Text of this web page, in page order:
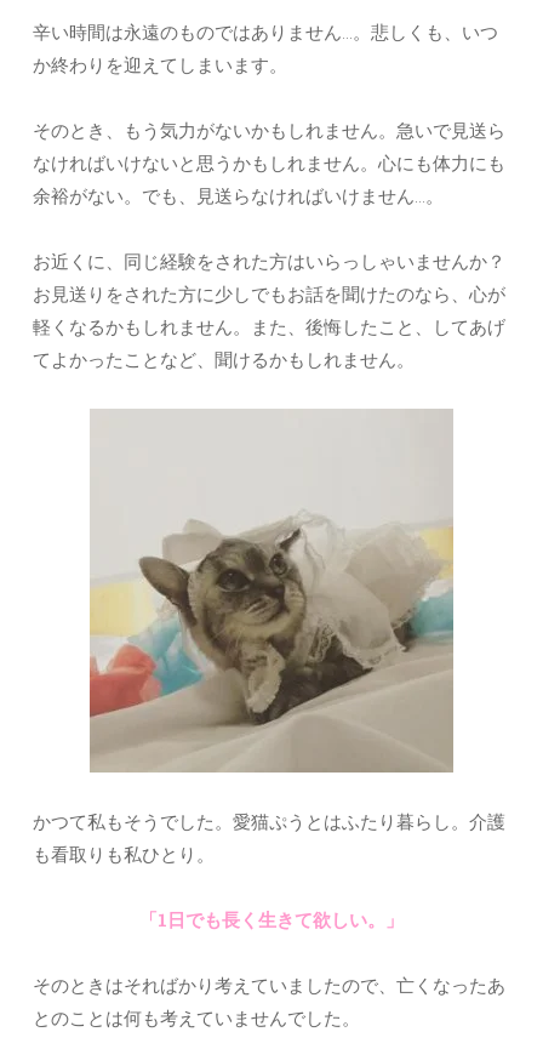
辛い時間は永遠のものではありません…。悲しくも、いつ
か終わりを迎えてしまいます。
そのとき、もう気力がないかもしれません。急いで見送ら
なければいけないと思うかもしれません。心にも体力にも
余裕がない。でも、見送らなければいけません…。
お近くに、同じ経験をされた方はいらっしゃいませんか？
お見送りをされた方に少しでもお話を聞けたのなら、心が
軽くなるかもしれません。また、後悔したこと、してあげ
てよかったことなど、聞けるかもしれません。
かつて私もそうでした。愛猫ぷうとはふたり暮らし。介護
も看取りも私ひとり。
「1日でも長く生きて欲しい。」
そのときはそればかり考えていましたので、亡くなったあ
とのことは何も考えていませんでした。